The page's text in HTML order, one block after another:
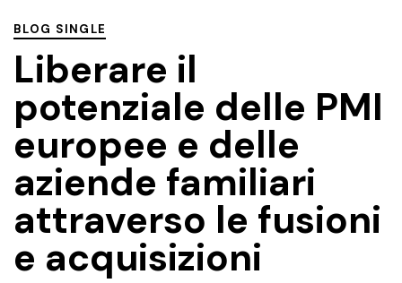
BLOG SINGLE
Liberare il
potenziale delle PMI
europee e delle
aziende familiari
attraverso le fusioni
e acquisizioni